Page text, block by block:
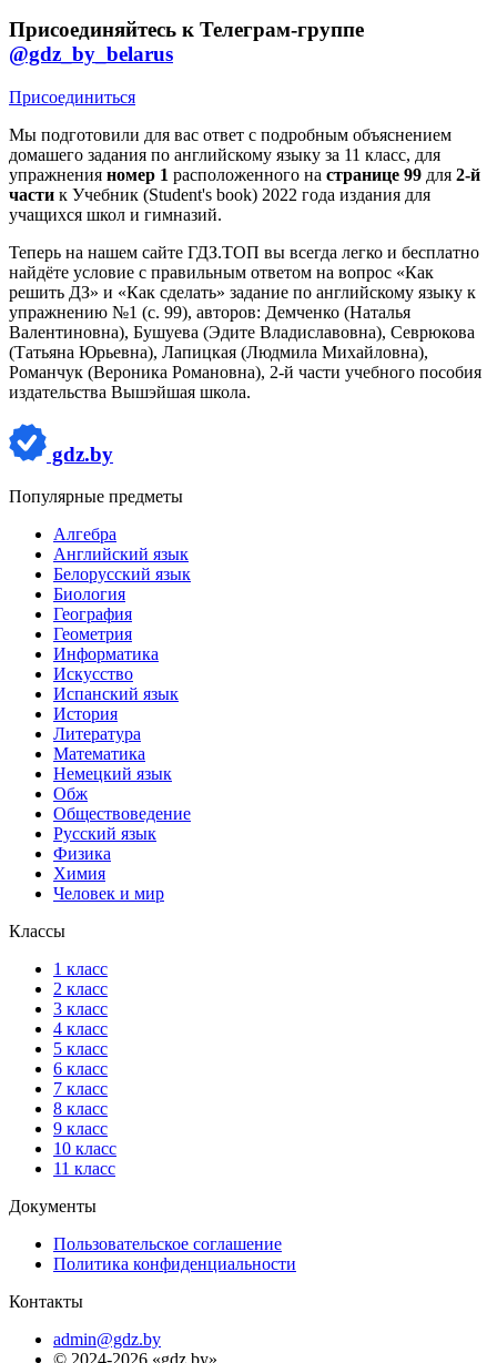
Присоединяйтесь к Телеграм-группе
@gdz_by_belarus
Присоединиться
Мы подготовили для вас ответ c подробным объяснением
домашего задания по английскому языку за 11 класс, для
упражнения номер 1 расположенного на странице 99 для 2-й
части к Учебник (Student's book) 2022 года издания для
учащихся школ и гимназий.
Теперь на нашем сайте ГДЗ.ТОП вы всегда легко и бесплатно
найдёте условие с правильным ответом на вопрос «Как
решить ДЗ» и «Как сделать» задание по английскому языку к
упражнению №1 (с. 99), авторов: Демченко (Наталья
Валентиновна), Бушуева (Эдите Владиславовна), Севрюкова
(Татьяна Юрьевна), Лапицкая (Людмила Михайловна),
Романчук (Вероника Романовна), 2-й части учебного пособия
издательства Вышэйшая школа.
gdz.by
Популярные предметы
Алгебра
Английский язык
Белорусский язык
Биология
География
Геометрия
Информатика
Искусство
Испанский язык
История
Литература
Математика
Немецкий язык
Обж
Обществоведение
Русский язык
Физика
Химия
Человек и мир
Классы
1 класс
2 класс
3 класс
4 класс
5 класс
6 класс
7 класс
8 класс
9 класс
10 класс
11 класс
Документы
Пользовательское соглашение
Политика конфиденциальности
Контакты
admin@gdz.by